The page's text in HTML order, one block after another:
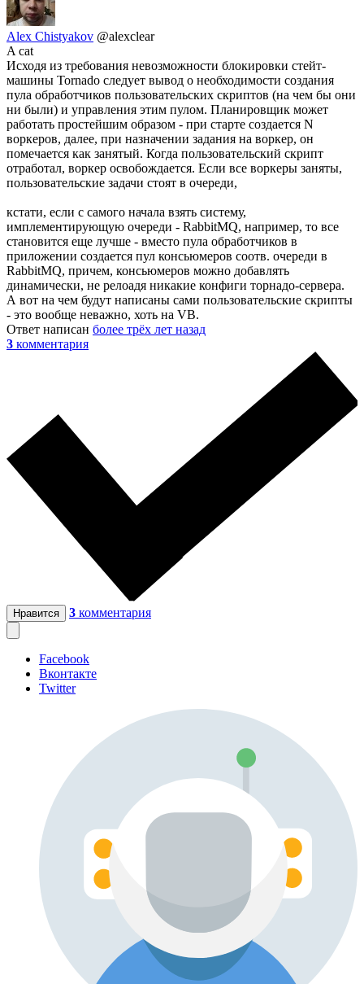
Alex Chistyakov @alexclear
A cat
Исходя из требования невозможности блокировки стейт-
машины Tornado следует вывод о необходимости создания
пула обработчиков пользовательских скриптов (на чем бы они
ни были) и управления этим пулом. Планировщик может
работать простейшим образом - при старте создается N
воркеров, далее, при назначении задания на воркер, он
помечается как занятый. Когда пользовательский скрипт
отработал, воркер освобождается. Если все воркеры заняты,
пользовательские задачи стоят в очереди,
кстати, если с самого начала взять систему,
имплементирующую очереди - RabbitMQ, например, то все
становится еще лучше - вместо пула обработчиков в
приложении создается пул консьюмеров соотв. очереди в
RabbitMQ, причем, консьюмеров можно добавлять
динамически, не релоадя никакие конфиги торнадо-сервера.
А вот на чем будут написаны сами пользовательские скрипты
- это вообще неважно, хоть на VB.
Ответ написан более трёх лет назад
3 комментария
Нравится 3 комментария
Facebook
Вконтакте
Twitter